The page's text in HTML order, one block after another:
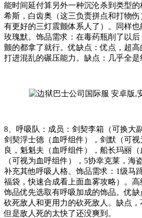
能时间延付算另外一种沉沦杀到类型
希斯，白齿奥（这三负责拼点和打物
有更好的三灯震颤体系人了）。同样
玫瑰默。饰品需求：在毒药瓶削了以
颤的都拿了就行。优缺点：优点，超
打进混乱的碾压能力。缺点：几乎全是
8、呼吸队：成员：剑契李箱（可换大
剑契浮士德（血呼组件），剑默（可
良，魁魁夫（血呼组件），船长玛丽
（可视为血呼组件），5协幸克莱，海
补充其他呼吸人格。饰品需求：1级马
福袋，快速合成看上面血雾攻略）。高
饰品优先选取有呼吸加成的饰品。优
砍死敌人和更用力的砍死敌人。缺点
但是敌人死的太快了还没爽到。